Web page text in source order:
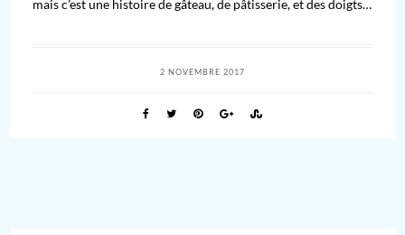
mais c’est une histoire de gâteau, de pâtisserie, et des doigts…
2 NOVEMBRE 2017